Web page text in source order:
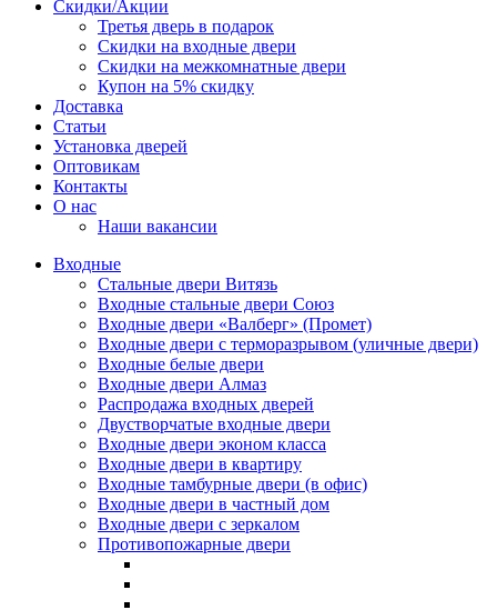
Скидки/Акции
Третья дверь в подарок
Скидки на входные двери
Скидки на межкомнатные двери
Купон на 5% скидку
Доставка
Статьи
Установка дверей
Оптовикам
Контакты
О нас
Наши вакансии
Входные
Стальные двери Витязь
Входные стальные двери Союз
Входные двери «Валберг» (Промет)
Входные двери с терморазрывом (уличные двери)
Входные белые двери
Входные двери Алмаз
Распродажа входных дверей
Двустворчатые входные двери
Входные двери эконом класса
Входные двери в квартиру
Входные тамбурные двери (в офис)
Входные двери в частный дом
Входные двери с зеркалом
Противопожарные двери